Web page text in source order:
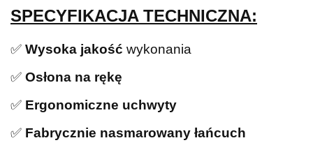
SPECYFIKACJA TECHNICZNA:
✅ Wysoka jakość wykonania
✅ Osłona na rękę
✅ Ergonomiczne uchwyty
✅ Fabrycznie nasmarowany łańcuch